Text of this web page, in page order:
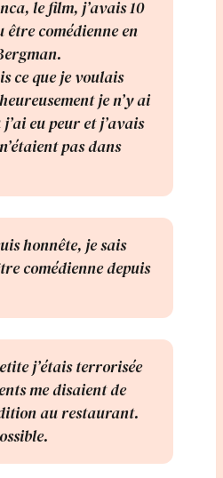
le film, j’avais 10
être comédienne en
ce que je voulais
je n’y ai
eu peur et j’avais
pas dans
honnête, je sais
comédienne depuis
j’étais terrorisée
me disaient de
au restaurant.